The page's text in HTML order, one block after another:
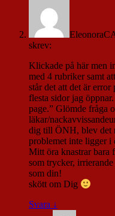
skrev:
Klickade på här men
med 4 rubriker samt
står det att det är error
flesta sidor jag
page.” Glömde fråga
läkar/
dig till ÖNH, blev det
problemet inte ligger i
Mitt öra knastrar bara
som trycker,
som din!
skött om Dig
Svara ↓